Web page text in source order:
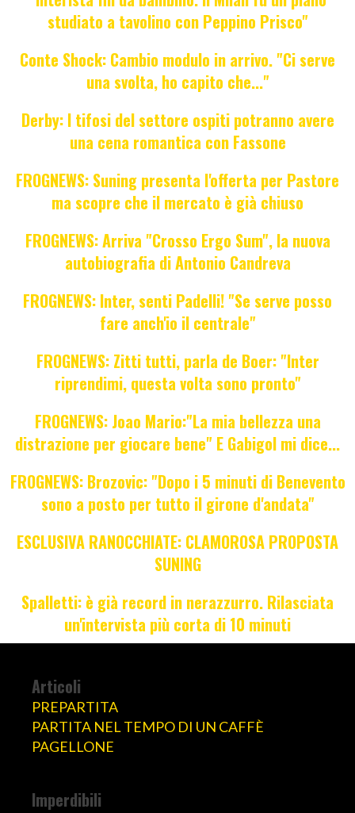
studiato a tavolino con Peppino Prisco"
Conte Shock: Cambio modulo in arrivo. "Ci serve
una svolta, ho capito che..."
Derby: I tifosi del settore ospiti potranno avere
una cena romantica con Fassone
FROGNEWS: Suning presenta l'offerta per Pastore
ma scopre che il mercato è già chiuso
FROGNEWS: Arriva "Crosso Ergo Sum", la nuova
autobiografia di Antonio Candreva
FROGNEWS: Inter, senti Padelli! "Se serve posso
fare anch'io il centrale"
FROGNEWS: Zitti tutti, parla de Boer: "Inter
riprendimi, questa volta sono pronto"
FROGNEWS: Joao Mario:"La mia bellezza una
distrazione per giocare bene" E Gabigol mi dice...
FROGNEWS: Brozovic: "Dopo i 5 minuti di Benevento
sono a posto per tutto il girone d'andata"
ESCLUSIVA RANOCCHIATE: CLAMOROSA PROPOSTA
SUNING
Spalletti: è già record in nerazzurro. Rilasciata
un'intervista più corta di 10 minuti
Articoli
PREPARTITA
PARTITA NEL TEMPO DI UN CAFFÈ
PAGELLONE
Imperdibili